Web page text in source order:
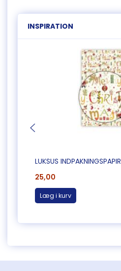
INSPIRATION
LUKSUS INDPAKNINGSPAPIR
25,00
Læg i kurv